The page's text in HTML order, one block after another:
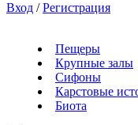
Вход / Регистрация
Пещеры
Крупные залы
Сифоны
Карстовые
Биота